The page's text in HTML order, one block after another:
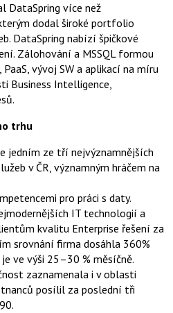
í
l
e
t
j
t
n
o
o
k
n
DataSpring více než
dodal široké portfolio
DataSpring nabízí špičkové
Zálohování a MSSQL formou
vývoj SW a aplikací na míru
Business Intelligence,
trhu
jedním ze tří nejvýznamnějších
v ČR, významným hráčem na
pro práci s daty.
IT technologií a
kvalitu Enterprise řešení za
srovnání firma dosáhla 360%
ve výši 25–30 % měsíčně.
zaznamenala i v oblasti
posílil za poslední tři